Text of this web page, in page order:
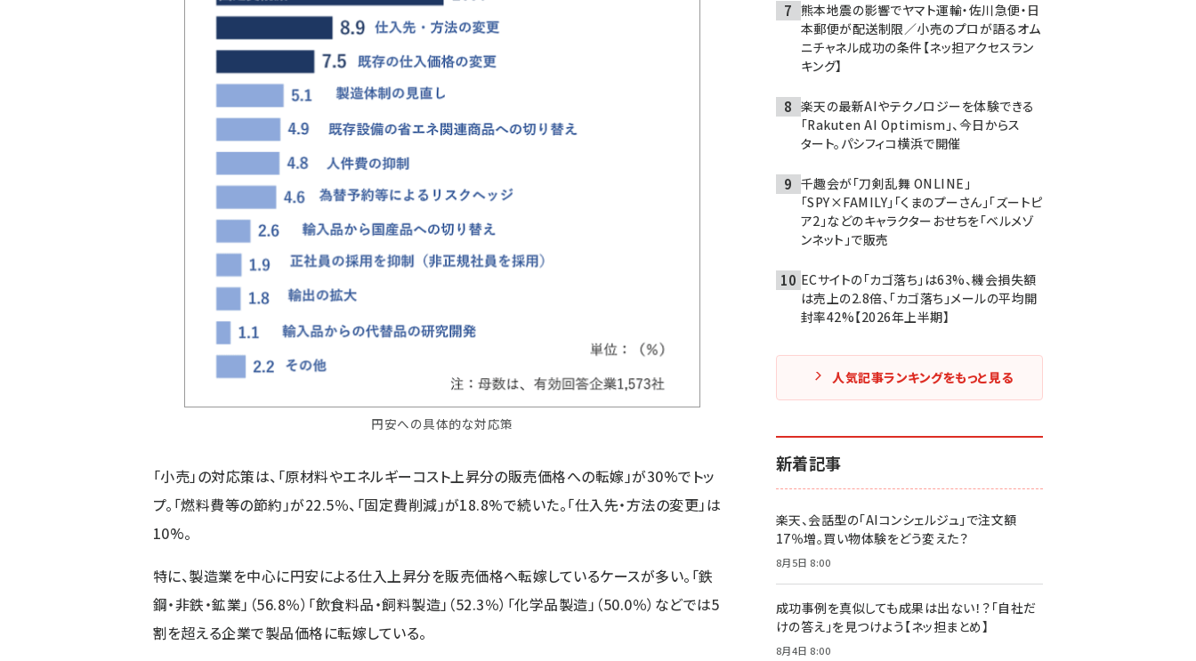
円安への具体的な対応策
「小売」の対応策は、「原材料やエネルギーコスト上昇分の販売価格への転嫁」が30%でトッ
プ。「燃料費等の節約」が22.5％、「固定費削減」が18.8%で続いた。「仕入先・方法の変更」は
10%。
特に、製造業を中心に円安による仕入上昇分を販売価格へ転嫁しているケースが多い。「鉄
鋼・非鉄・鉱業」（56.8％）「飲食料品・飼料製造」（52.3％）「化学品製造」（50.0％）などでは5
割を超える企業で製品価格に転嫁している。
熊本地震の影響でヤマト運輸・佐川急便・日
本郵便が配送制限／小売のプロが語るオム
ニチャネル成功の条件【ネッ担アクセスラン
キング】
楽天の最新AIやテクノロジーを体験できる
「Rakuten AI Optimism」、今日からス
タート。パシフィコ横浜で開催
千趣会が「刀剣乱舞 ONLINE」
「SPY×FAMILY」「くまのプーさん」「ズートピ
ア2」などのキャラクターおせちを「ベルメゾ
ンネット」で販売
ECサイトの「カゴ落ち」は63%、機会損失額
は売上の2.8倍、「カゴ落ち」メールの平均開
封率42%【2026年上半期】
人気記事ランキングをもっと見る
新着記事
楽天、会話型の「AIコンシェルジュ」で注文額
17％増。買い物体験をどう変えた？
8月5日 8:00
成功事例を真似しても成果は出ない！？「自社だ
けの答え」を見つけよう【ネッ担まとめ】
8月4日 8:00